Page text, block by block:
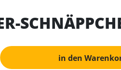
in den